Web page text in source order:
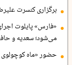
برگزاری کنسرت
«فارس» پایلوت
می‌شود؛ سعدیه و
حضور «ماه کوچولوی